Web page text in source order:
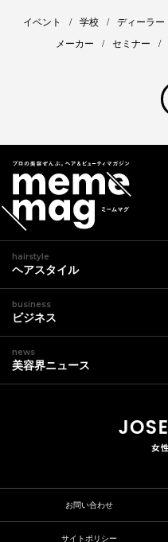
イベント 学校 ディーラー
メーカー
セミナー
hairstyle
ヘアスタイル
business
ビジネス
news
美容界ニュース
お問い合わせ
サイトポリシー